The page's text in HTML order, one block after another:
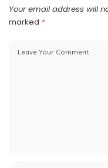
Your email address will
marked *